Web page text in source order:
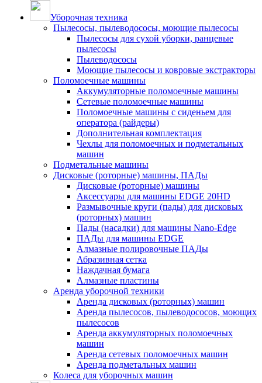
Уборочная техника
Пылесосы, пылеводососы, моющие пылесосы
Пылесосы для сухой уборки, ранцевые
пылесосы
Пылеводососы
Моющие пылесосы и ковровые экстракторы
Поломоечные машины
Аккумуляторные поломоечные машины
Сетевые поломоечные машины
Поломоечные машины с сиденьем для
оператора (райдеры)
Дополнительная комплектация
Чехлы для поломоечных и подметальных
машин
Подметальные машины
Дисковые (роторные) машины, ПАДы
Дисковые (роторные) машины
Аксессуары для машины EDGE 20HD
Размывочные круги (пады) для дисковых
(роторных) машин
Пады (насадки) для машины Nano-Edge
ПАДы для машины EDGE
Алмазные полировочные ПАДы
Абразивная сетка
Наждачная бумага
Алмазные пластины
Аренда уборочной техники
Аренда дисковых (роторных) машин
Аренда пылесосов, пылеводососов, моющих
пылесосов
Аренда аккумуляторных поломоечных
машин
Аренда сетевых поломоечных машин
Аренда подметальных машин
Колеса для уборочных машин